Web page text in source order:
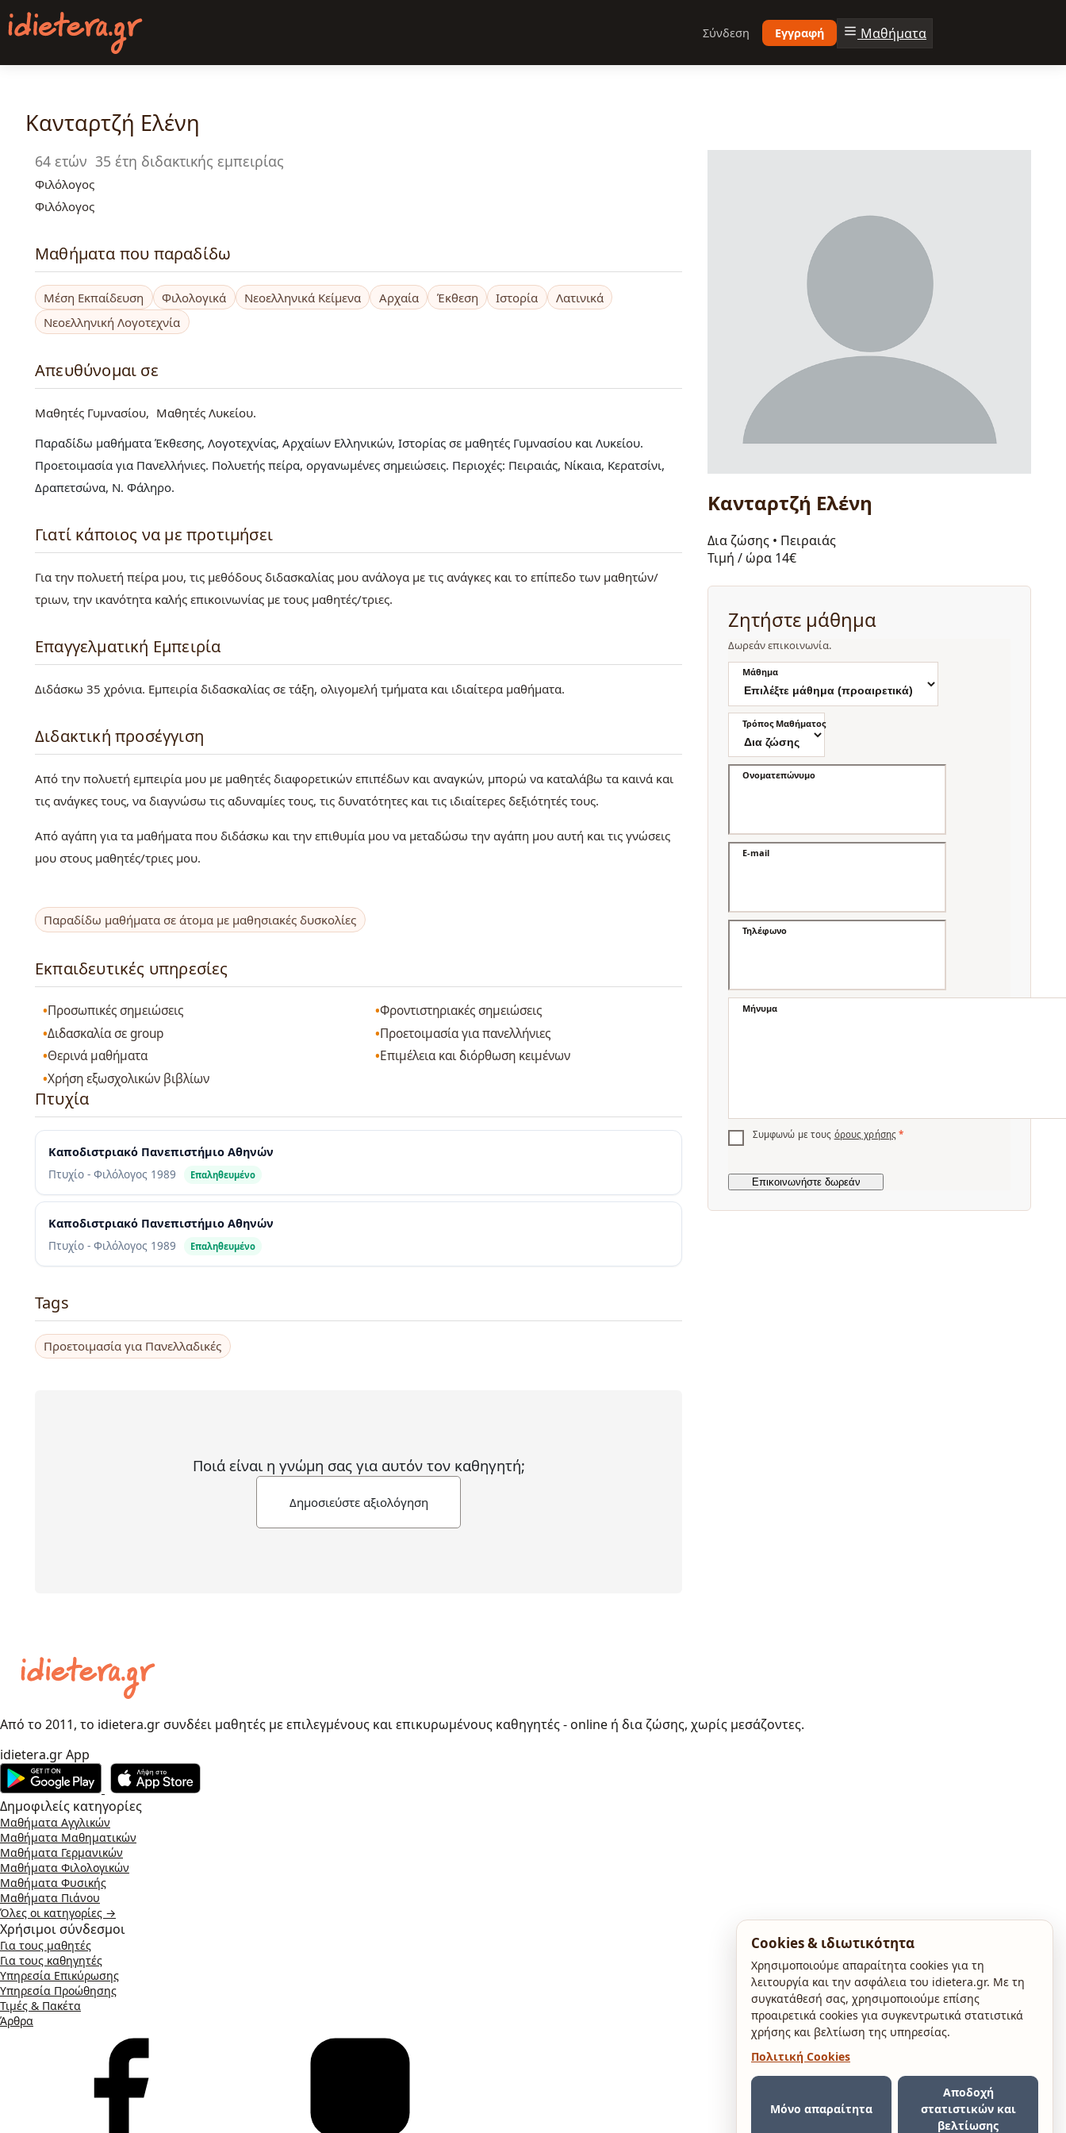
Παράκαμψη
προς
κυρίως
Σύνδεση Εγγραφή Μαθήματα
Κανταρτζή Ελένη
64 ετών 35 έτη διδακτικής εμπειρίας
Φιλόλογος
Φιλόλογος
Μαθήματα που παραδίδω
Μέση Εκπαίδευση Φιλολογικά Νεοελληνικά Κείμενα Αρχαία Έκθεση Ιστορία
Λατινικά
Νεοελληνική Λογοτεχνία
Απευθύνομαι σε
Μαθητές Γυμνασίου
Μαθητές Λυκείου
Παραδίδω μαθήματα Έκθεσης, Λογοτεχνίας, Αρχαίων Ελληνικών, Ιστορίας σε μαθητές Γυμνασίου και Λυκείου.
Προετοιμασία για Πανελλήνιες. Πολυετής πείρα, οργανωμένες σημειώσεις. Περιοχές: Πειραιάς, Νίκαια, Κερατσίνι,
Δραπετσώνα, Ν. Φάληρο.
Γιατί κάποιος να με προτιμήσει
Για την πολυετή πείρα μου, τις μεθόδους διδασκαλίας μου ανάλογα με τις ανάγκες και το επίπεδο των μαθητών/
τριων, την ικανότητα καλής επικοινωνίας με τους μαθητές/τριες.
Επαγγελματική Εμπειρία
Διδάσκω 35 χρόνια. Εμπειρία διδασκαλίας σε τάξη, ολιγομελή τμήματα και ιδιαίτερα μαθήματα.
Διδακτική προσέγγιση
Από την πολυετή εμπειρία μου με μαθητές διαφορετικών επιπέδων και αναγκών, μπορώ να καταλάβω τα καινά και
τις ανάγκες τους, να διαγνώσω τις αδυναμίες τους, τις δυνατότητες και τις ιδιαίτερες δεξιότητές τους.
Από αγάπη για τα μαθήματα που διδάσκω και την επιθυμία μου να μεταδώσω την αγάπη μου αυτή και τις γνώσεις
μου στους μαθητές/τριες μου.
Παραδίδω μαθήματα σε άτομα με μαθησιακές δυσκολίες
Εκπαιδευτικές υπηρεσίες
Προσωπικές σημειώσεις
Φροντιστηριακές σημειώσεις
Διδασκαλία σε group
Προετοιμασία για πανελλήνιες
Θερινά μαθήματα
Επιμέλεια και διόρθωση κειμένων
Χρήση εξωσχολικών βιβλίων
Πτυχία
Καποδιστριακό Πανεπιστήμιο Αθηνών
Πτυχίο - Φιλόλογος 1989 Επαληθευμένο
Καποδιστριακό Πανεπιστήμιο Αθηνών
Πτυχίο - Φιλόλογος 1989 Επαληθευμένο
Tags
Προετοιμασία για Πανελλαδικές
Ποιά είναι η γνώμη σας για αυτόν τον καθηγητή;
Δημοσιεύστε αξιολόγηση
Κανταρτζή Ελένη
Δια ζώσης • Πειραιάς
Τιμή / ώρα 14€
Ζητήστε μάθημα
Δωρεάν επικοινωνία.
Μάθημα
Τρόπος Μαθήματος
Ονοματεπώνυμο
E-mail
Τηλέφωνο
Μήνυμα
Συμφωνώ με τους όρους χρήσης *
Από το 2011, το idietera.gr συνδέει μαθητές με επιλεγμένους και επικυρωμένους καθηγητές - online ή δια ζώσης, χωρίς μεσάζοντες.
idietera.gr App
Δημοφιλείς κατηγορίες
Μαθήματα Αγγλικών
Μαθήματα Μαθηματικών
Μαθήματα Γερμανικών
Μαθήματα Φιλολογικών
Μαθήματα Φυσικής
Μαθήματα Πιάνου
Όλες οι κατηγορίες →
Χρήσιμοι σύνδεσμοι
Για τους μαθητές
Για τους καθηγητές
Υπηρεσία Επικύρωσης
Υπηρεσία Προώθησης
Τιμές & Πακέτα
Άρθρα
Cookies & ιδιωτικότητα
Χρησιμοποιούμε απαραίτητα cookies για τη
λειτουργία και την ασφάλεια του idietera.gr. Με τη
συγκατάθεσή σας, χρησιμοποιούμε επίσης
προαιρετικά cookies για συγκεντρωτικά στατιστικά
χρήσης και βελτίωση της υπηρεσίας.
Πολιτική Cookies
Μόνο απαραίτητα
Αποδοχή
στατιστικών και
βελτίωσης